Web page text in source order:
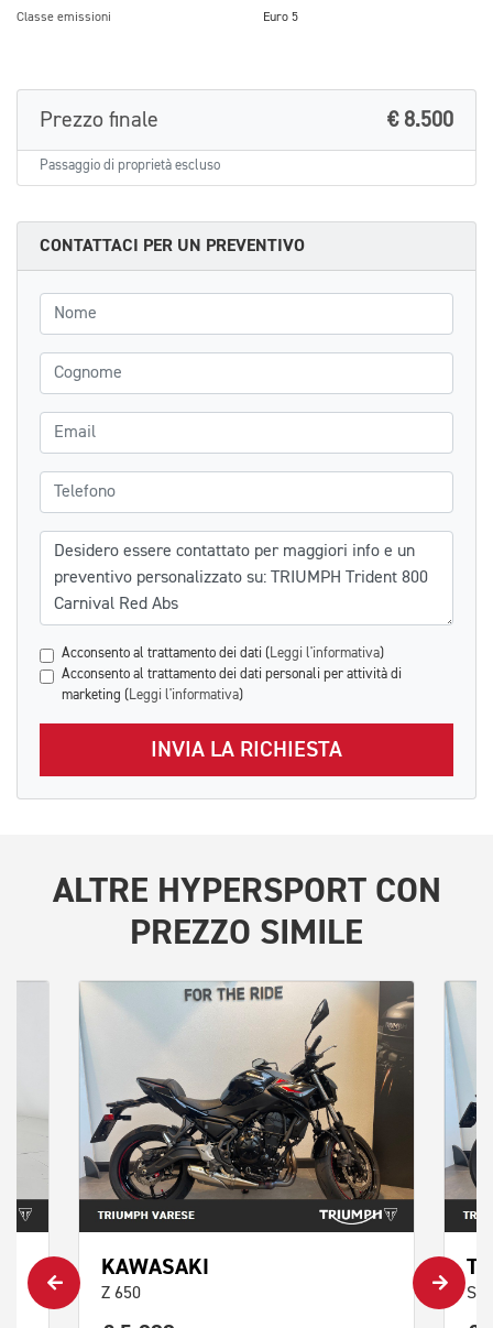
Classe emissioni Euro 5
Prezzo finale € 8.500
Passaggio di proprietà escluso
CONTATTACI PER UN PREVENTIVO
Nome
Cognome
Email
Telefono
Messaggio
Acconsento al trattamento dei dati ( Leggi l'informativa)
Acconsento al trattamento dei dati personali per attività di
marketing ( Leggi l'informativa)
INVIA LA RICHIESTA
ALTRE HYPERSPORTCON
PREZZO SIMILE
KAWASAKI
Z 650